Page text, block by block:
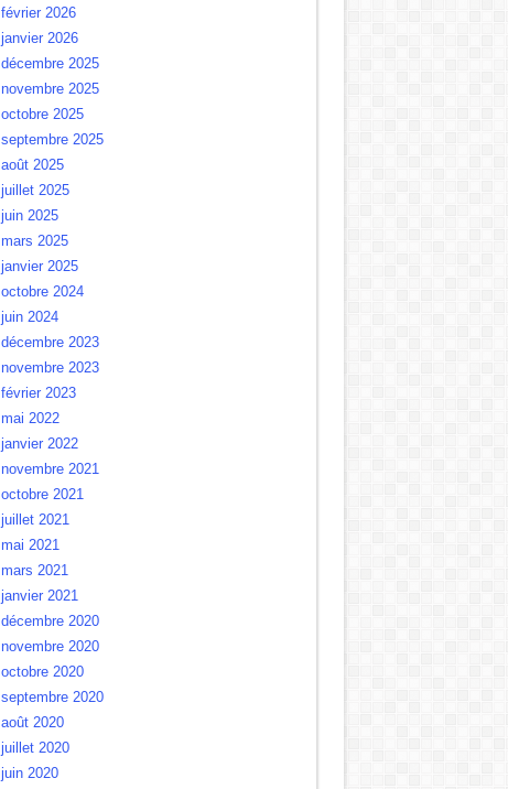
février 2026
janvier 2026
décembre 2025
novembre 2025
octobre 2025
septembre 2025
août 2025
juillet 2025
juin 2025
mars 2025
janvier 2025
octobre 2024
juin 2024
décembre 2023
novembre 2023
février 2023
mai 2022
janvier 2022
novembre 2021
octobre 2021
juillet 2021
mai 2021
mars 2021
janvier 2021
décembre 2020
novembre 2020
octobre 2020
septembre 2020
août 2020
juillet 2020
juin 2020